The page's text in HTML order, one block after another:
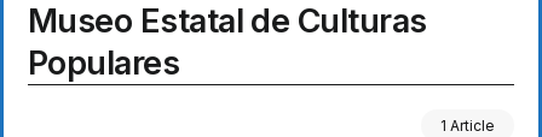
Museo Estatal de Culturas
Populares
1 Article